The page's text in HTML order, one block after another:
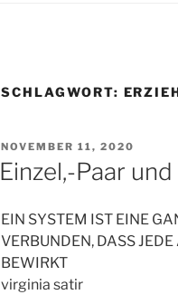
SCHLAGWORT:
VERÖFFENTLICHT
AM
NOVEMBER 11, 2020
Einzel,-Paar
EIN SYSTEM IST EINE
VERBUNDEN, DASS
BEWIRKT
virginia satir